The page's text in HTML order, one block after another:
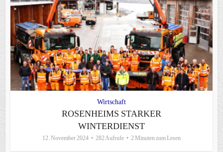
Wirtschaft
ROSENHEIMS STARKER
WINTERDIENST
12. November 2024 282 Aufrufe 2 Minuten zum Lesen